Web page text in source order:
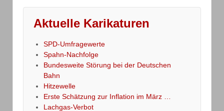
Aktuelle Karikaturen
SPD-Umfragewerte
Spahn-Nachfolge
Bundesweite Störung bei der Deutschen
Bahn
Hitzewelle
Erste Schätzung zur Inflation im März …
Lachgas-Verbot